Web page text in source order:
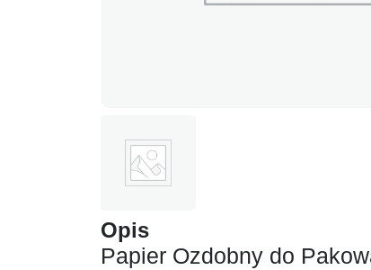
Opis
Papier Ozdobny do